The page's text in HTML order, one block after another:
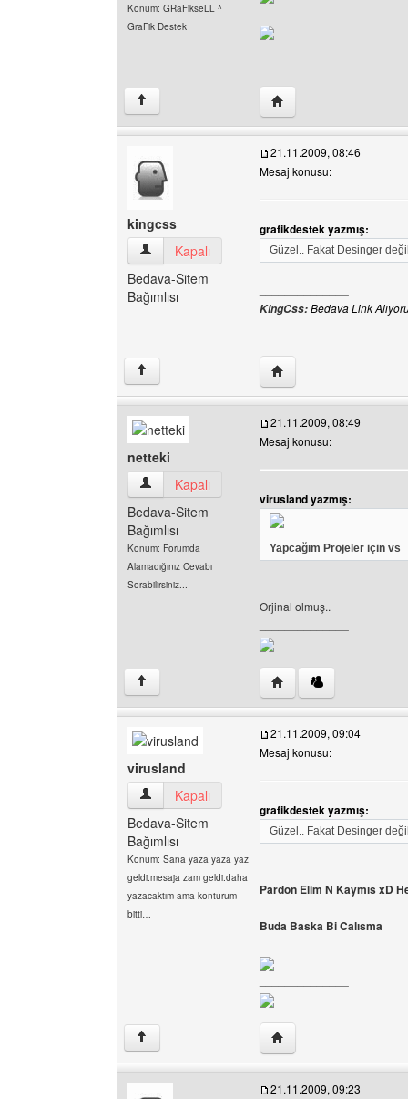
Konum: GRaFikseLL ^
GraFik Destek
↑ Yazarın web sitesini
kingcss
kingcss Kullanıcının profilini görüntüle
Kapalı
Bedava-Sitem
Bağımlısı
21.11.2009, 08:46
Mesaj konusu:
grafikdestek yazmış:
Güzel.. Fakat Desinger
KingCss:Bedava Link
↑ Yazarın web sitesini
netteki
netteki Kullanıcının profilini görüntüle
Kapalı
Bedava-Sitem
Bağımlısı
Konum: Forumda
Alamadığınız Cevabı
Sorabilirsiniz...
21.11.2009, 08:49
Mesaj konusu:
virusland yazmış:
Yapcağım Projeler için vs
Orjinal olmuş..
↑ Yazarın web sitesini
virusland
virusland Kullanıcının profilini görüntüle
Kapalı
Bedava-Sitem
Bağımlısı
Konum: Sana yaza yaza yaz
geldi.mesaja zam geldi.daha
yazacaktım ama konturum
bitti…
21.11.2009, 09:04
Mesaj konusu:
grafikdestek yazmış:
Güzel.. Fakat Desinger
Pardon Elim N Kaymıs xD
Buda Baska Bi Calısma
↑ Yazarın web sitesini
21.11.2009, 09:23